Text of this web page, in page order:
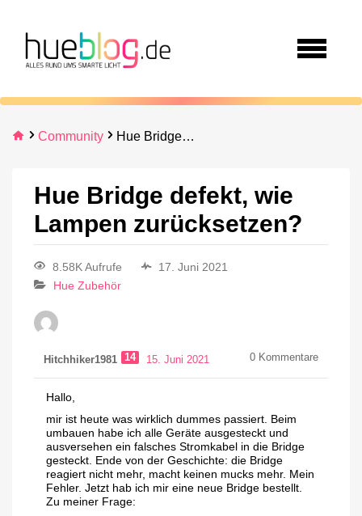
Community Hue Bridge defekt, wie Lampen zurücksetzen?
Hue Bridge defekt, wie
Lampen zurücksetzen?
8.58K Aufrufe
17. Juni 2021
Hue Zubehör
Hitchhiker1981 14 15. Juni 2021 0 Kommentare
Hallo,
mir ist heute was wirklich dummes passiert. Beim
umbauen habe ich alle Geräte ausgesteckt und
ausversehen ein falsches Stromkabel in die Bridge
gesteckt. Ende von der Geschichte: die Bridge
reagiert nicht mehr, macht keinen mucks mehr. Mein
Fehler. Jetzt hab ich mir eine neue Bridge bestellt.
Zu meiner Frage: